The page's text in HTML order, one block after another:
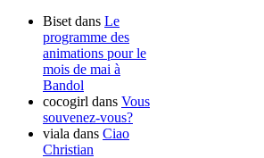
Biset dans Le
programme des
animations pour le
mois de mai à
Bandol
cocogirl dans Vous
souvenez-vous?
viala dans Ciao
Christian